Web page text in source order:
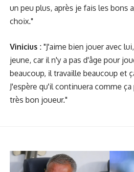
un peu plus, après je fais les bons
choix."
Vinicius : "J'aime bien jouer avec
jeune, car il n'y a pas d'âge pour
beaucoup, il travaille beaucoup et
J'espère qu'il continuera comme
très bon joueur."